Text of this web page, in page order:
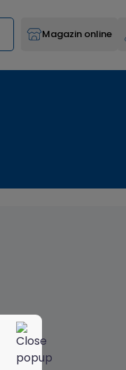
Magazin online